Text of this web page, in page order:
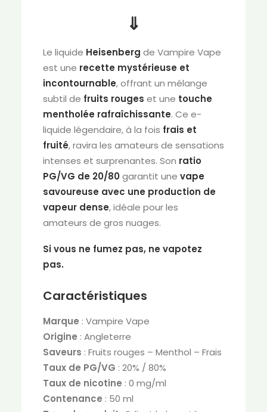
⇓
Le liquide Heisenberg de Vampire Vape
est une recette mystérieuse et
incontournable, offrant un mélange
subtil de fruits rouges et une touche
mentholée rafraîchissante. Ce e-
liquide légendaire, à la fois frais et
fruité, ravira les amateurs de sensations
intenses et surprenantes. Son ratio
PG/VG de 20/80garantit une vape
savoureuse avec une production de
vapeur dense, idéale pour les
amateurs de gros nuages.
Si vous ne fumez pas, ne vapotez
pas.
Caractéristiques
Marque : Vampire Vape
Origine : Angleterre
Saveurs : Fruits rouges – Menthol – Frais
Taux de PG/VG : 20% / 80%
Taux de nicotine : 0 mg/ml
Contenance : 50 ml